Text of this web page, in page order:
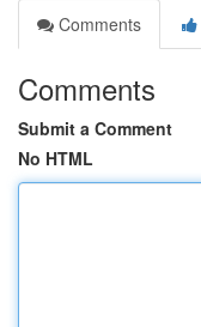
Comments
Comments
Submit a Comment
No HTML